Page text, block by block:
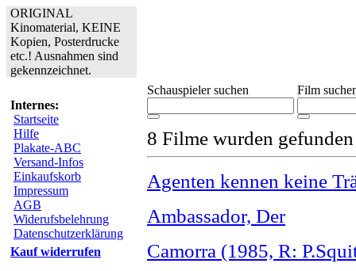
ORIGINAL
Kinomaterial, KEINE
Kopien, Posterdrucke
etc.! Ausnahmen sind
gekennzeichnet.
Internes:
Startseite
Hilfe
Plakate-ABC
Versand-Infos
Einkaufskorb
Impressum
AGB
Widerufsbelehrung
Datenschutzerklärung
Kauf widerrufen
Schauspieler suchen Film
8 Filme wurden
Agenten kennen keine
Ambassador, Der
Camorra (1985, R: